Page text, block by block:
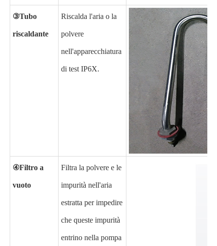
③Tubo
riscaldante
Riscalda l'aria o la
polvere
nell'apparecchiatura
di test IP6X.
④Filtro a
vuoto
Filtra la polvere e le
impurità nell'aria
estratta per impedire
che queste impurità
entrino nella pompa